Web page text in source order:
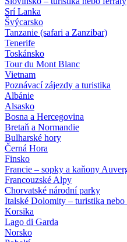
Srí Lanka
Švýcarsko
Tanzanie (safari a Zanzibar)
Tenerife
Toskánsko
Tour du Mont Blanc
Vietnam
Poznávací zájezdy a turistika
Albánie
Alsasko
Bosna a Hercegovina
Bretaň a Normandie
Bulharské hory
Černá Hora
Finsko
Francie – sopky a kaňony
Francouzské Alpy
Chorvatské národní parky
Italské Dolomity – turistika nebo
Korsika
Lago di Garda
Norsko